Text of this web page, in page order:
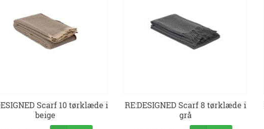
Scarf 10 tørklæde i
beige
RE:DESIGNED Scarf 8 tørklæde i
grå